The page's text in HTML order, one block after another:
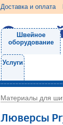
Доставка и оплата
Швейное
оборудование
Услуги
Материалы для
Люверсы